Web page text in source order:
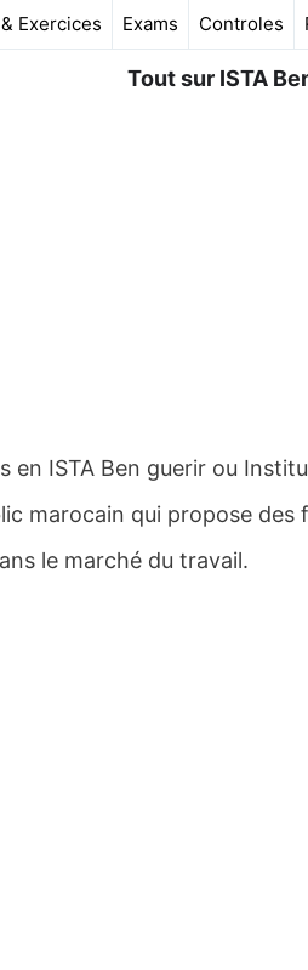
Exercices Exams Controles
Tout sur ISTA
en ISTA Ben guerir ou
marocain qui propose
le marché du travail.